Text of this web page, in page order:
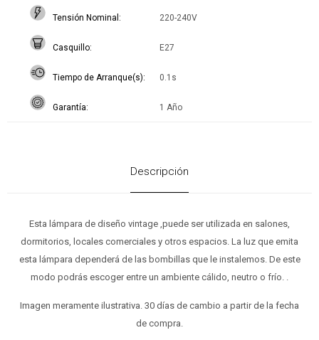
Tensión Nominal 220-240V
Casquillo E27
Tiempo de Arranque(s) 0.1s
Garantía 1 Año
Descripción
Esta lámpara de diseño vintage ,puede ser utilizada en salones,
dormitorios, locales comerciales y otros espacios. La luz que emita
esta lámpara dependerá de las bombillas que le instalemos. De este
modo podrás escoger entre un ambiente cálido, neutro o frío. .
Imagen meramente ilustrativa. 30 días de cambio a partir de la fecha
de compra.